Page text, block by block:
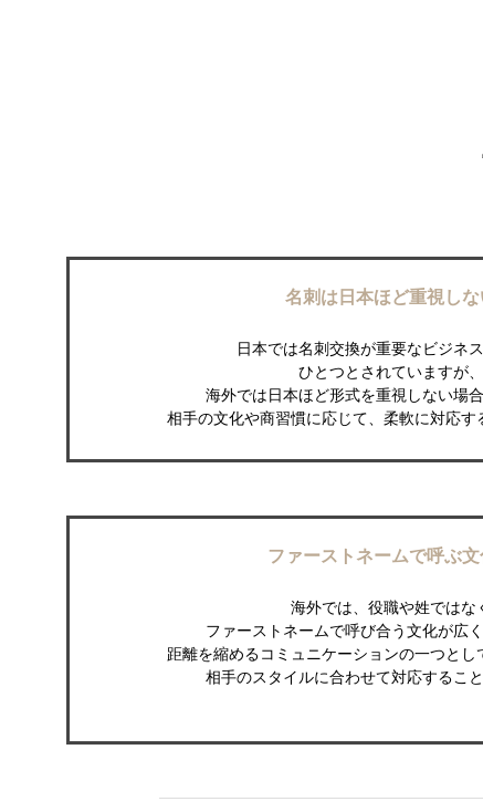
名刺は日本ほど重視しな
日本では名刺交換が重要なビジネ
ひとつとされていますが、
海外では日本ほど形式を重視しない場合
相手の文化や商習慣に応じて、柔軟に対応す
ファーストネームで呼ぶ文
海外では、役職や姓ではな
ファーストネームで呼び合う文化が広
距離を縮めるコミュニケーションの一つとし
相手のスタイルに合わせて対応すること